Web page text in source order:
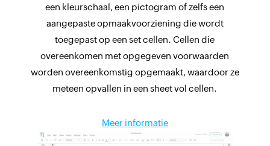
een kleurschaal, een pictogram of zelfs een
aangepaste opmaakvoorziening die wordt
toegepast op een set cellen. Cellen die
overeenkomen met opgegeven voorwaarden
worden overeenkomstig opgemaakt, waardoor ze
meteen opvallen in een sheet vol cellen.
Meer informatie